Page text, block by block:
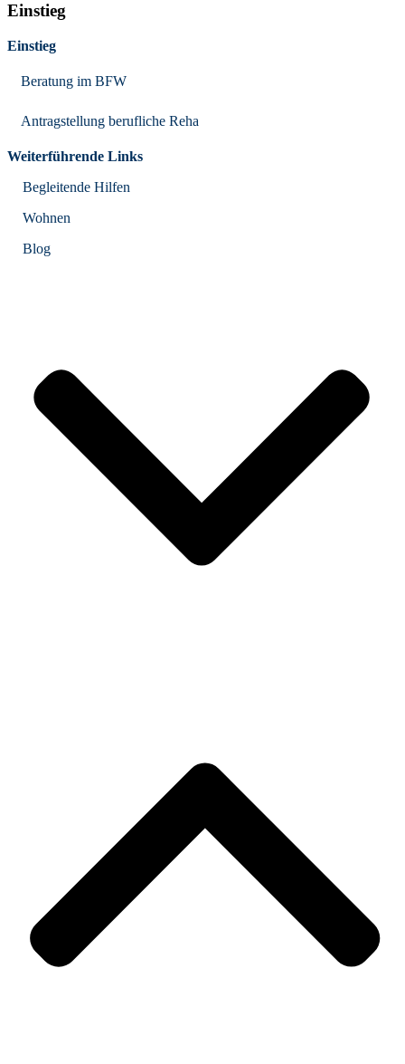
Einstieg
Einstieg
Beratung im BFW
Antragstellung berufliche Reha
Weiterführende Links
Begleitende Hilfen
Wohnen
Blog